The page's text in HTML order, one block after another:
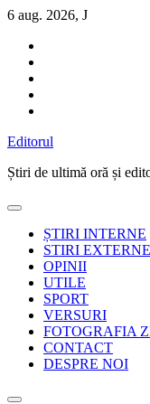
Sari
conținut
6 aug. 2026, J
Editorul
Știri de ultimă oră și
ȘTIRI INTERNE
STIRI EXTERNE
OPINII
UTILE
SPORT
VERSURI
FOTOGRAFIA
CONTACT
DESPRE NOI